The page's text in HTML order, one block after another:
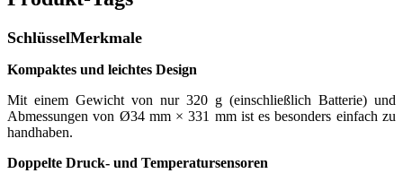
SchlüsselMerkmale
Kompaktes und leichtes Design
Mit einem Gewicht von nur 320 g (einschließlich Batterie) und
Abmessungen von Ø34 mm × 331 mm ist es besonders einfach zu
handhaben.
Doppelte Druck- und Temperatursensoren